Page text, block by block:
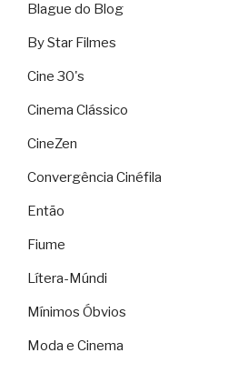
Blague do Blog
By Star Filmes
Cine 30's
Cinema Clássico
CineZen
Convergência Cinéfila
Então
Fiume
Lítera-Múndi
Mínimos Óbvios
Moda e Cinema